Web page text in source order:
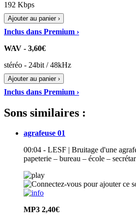
192 Kbps
Ajouter au panier ›
Inclus dans Premium ›
WAV - 3,60€
stéréo - 24bit / 48kHz
Ajouter au panier ›
Inclus dans Premium ›
Sons similaires :
agrafeuse 01
00:04 - LESF | Bruitage d'une
papeterie – bureau – école –
MP3 2,40€